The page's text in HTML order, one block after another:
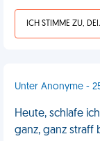
ICH
Unter Anonyme -
Heute, schlafe
ganz, ganz straff